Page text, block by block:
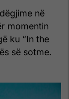
në
momentin
ku “In the
së sotme.